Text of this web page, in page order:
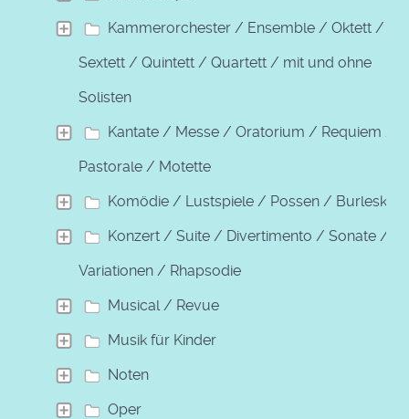
Kammerorchester / Ensemble / Oktett /
Sextett / Quintett / Quartett / mit und ohne
Solisten
Kantate / Messe / Oratorium / Requiem /
Pastorale / Motette
Komödie / Lustspiele / Possen / Burleske
Konzert / Suite / Divertimento / Sonate /
Variationen / Rhapsodie
Musical / Revue
Musik für Kinder
Noten
Oper